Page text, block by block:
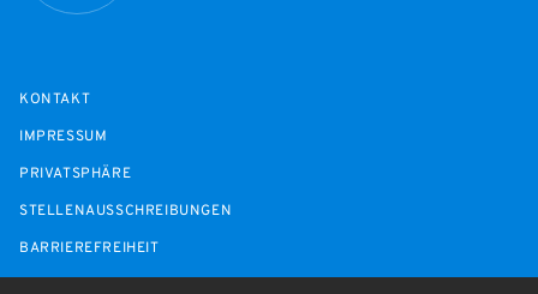
KONTAKT
IMPRESSUM
PRIVATSPHÄRE
STELLENAUSSCHREIBUNGEN
BARRIEREFREIHEIT